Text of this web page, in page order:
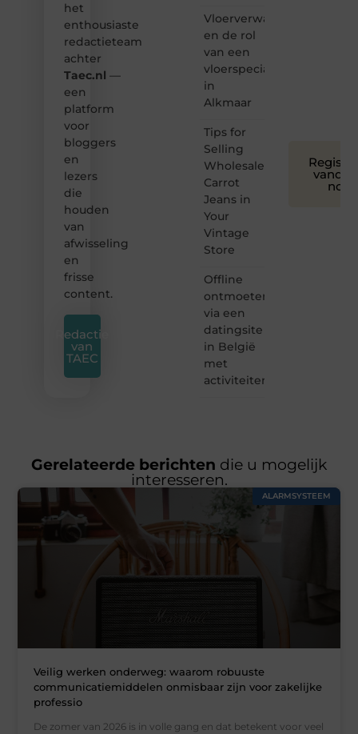
het
enthousiaste
redactieteam
achter
Taec.nl —
een
platform
voor
bloggers
en
lezers
die
houden
van
afwisseling
en
frisse
content.
Redactie
van
TAEC
Vloerverwarming
en de rol
van een
vloerspecialist
in
Alkmaar
Tips for
Selling
Wholesale
Carrot
Jeans in
Your
Vintage
Store
Offline
ontmoeten
via een
datingsite
in België
met
activiteiten
nog
Gerelateerde berichten die u mogelijk
interesseren.
ALARMSYSTEEM
Veilig werken onderweg: waarom robuuste
communicatiemiddelen onmisbaar zijn voor zakelijke
professio
De zomer van 2026 is in volle gang en dat betekent voor veel